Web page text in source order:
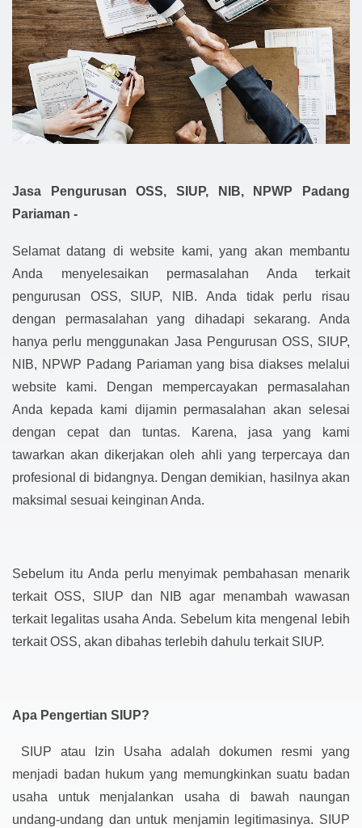
Jasa Pengurusan OSS, SIUP, NIB, NPWP Padang
Pariaman -
Selamat datang di website kami, yang akan membantu
Anda menyelesaikan permasalahan Anda terkait
pengurusan OSS, SIUP, NIB. Anda tidak perlu risau
dengan permasalahan yang dihadapi sekarang. Anda
hanya perlu menggunakan Jasa Pengurusan OSS, SIUP,
NIB, NPWP Padang Pariaman yang bisa diakses melalui
website kami. Dengan mempercayakan permasalahan
Anda kepada kami dijamin permasalahan akan selesai
dengan cepat dan tuntas. Karena, jasa yang kami
tawarkan akan dikerjakan oleh ahli yang terpercaya dan
profesional di bidangnya. Dengan demikian, hasilnya akan
maksimal sesuai keinginan Anda.
Sebelum itu Anda perlu menyimak pembahasan menarik
terkait OSS, SIUP dan NIB agar menambah wawasan
terkait legalitas usaha Anda. Sebelum kita mengenal lebih
terkait OSS, akan dibahas terlebih dahulu terkait SIUP.
Apa Pengertian SIUP?
SIUP atau Izin Usaha adalah dokumen resmi yang
menjadi badan hukum yang memungkinkan suatu badan
usaha untuk menjalankan usaha di bawah naungan
undang-undang dan untuk menjamin legitimasinya. SIUP